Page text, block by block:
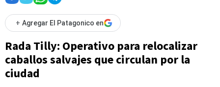
+ Agregar El Patagonico en
Rada Tilly: Operativo para relocalizar
caballos salvajes que circulan por la
ciudad